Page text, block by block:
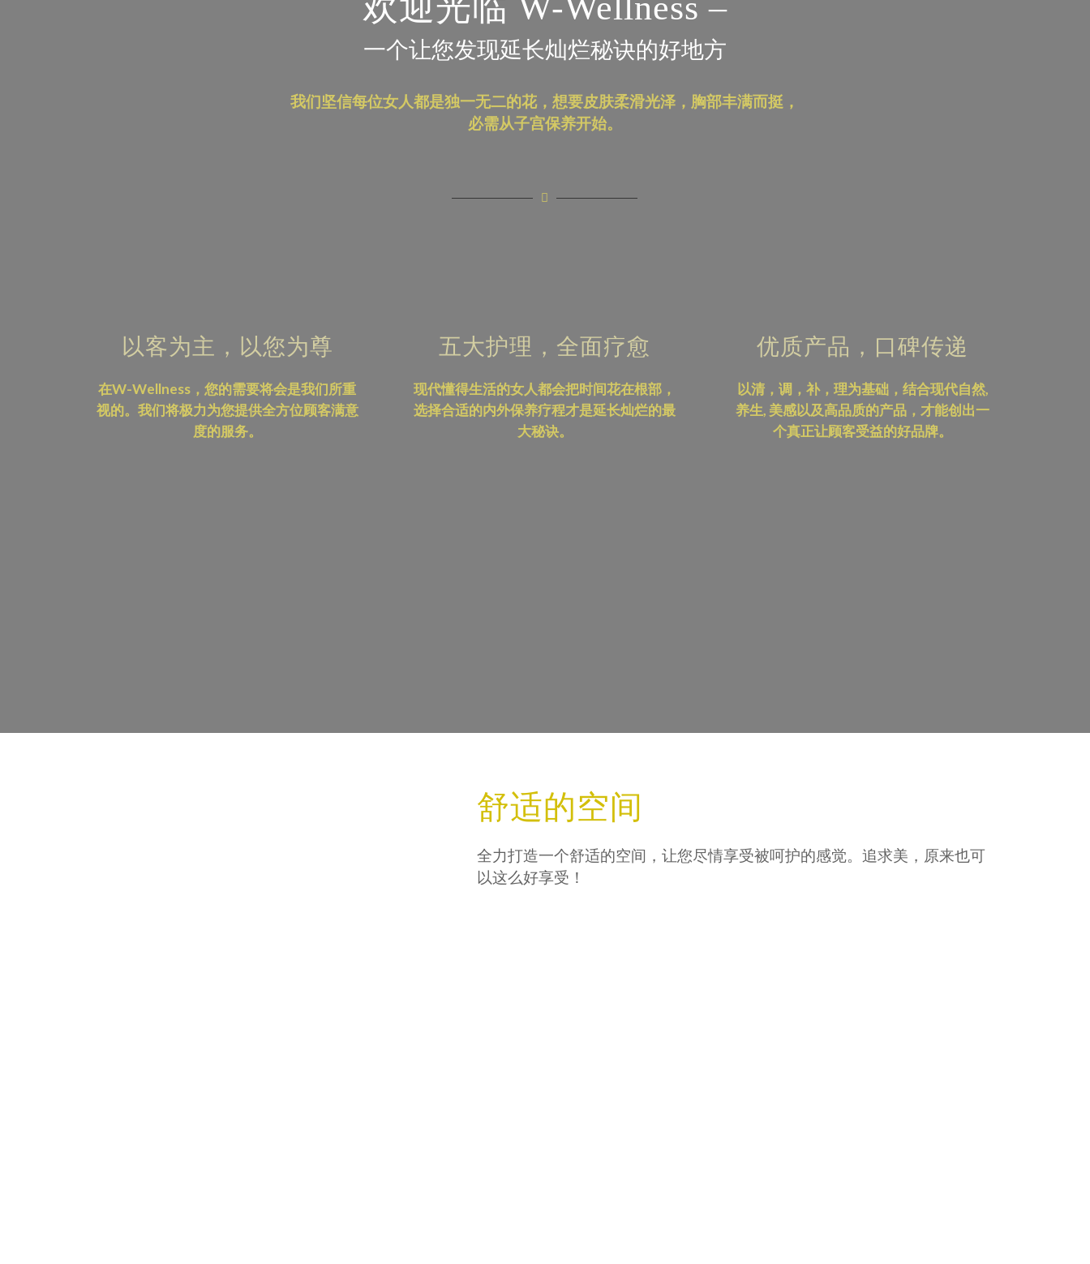
一个让您发现延长灿烂秘诀的好地方
我们坚信每位女人都是独一无二的花，想要皮肤柔滑光泽，胸部丰满而挺，
必需从子宫保养开始。
以客为主，以您为尊
在W-Wellness，您的需要将会是我们所重
视的。我们将极力为您提供全方位顾客满意
度的服务。
五大护理，全面疗愈
现代懂得生活的女人都会把时间花在根部，
选择合适的内外保养疗程才是延长灿烂的最
大秘诀。
优质产品，口碑传递
以清，调，补，理为基础，结合现代自然,
养生, 美感以及高品质的产品，才能创出一
个真正让顾客受益的好品牌。
舒适的空间
全力打造一个舒适的空间，让您尽情享受被呵护的感觉。追求美，原来也可
以这么好享受！